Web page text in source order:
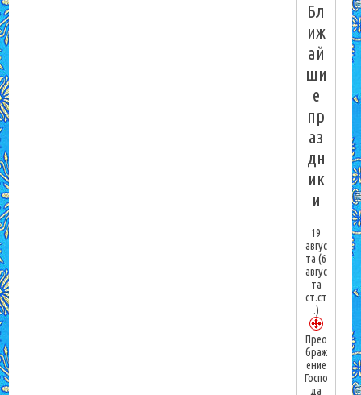
Бл
иж
ай
ши
е
пр
аз
дн
ик
и
19
авгус
та(6
авгус
та
ст.ст
.)
Прео
браж
ение
Госпо
да